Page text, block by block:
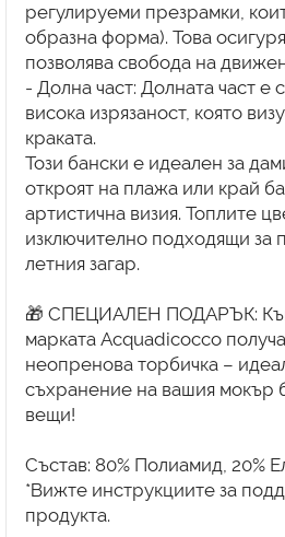
регулируеми презрамки,
образна форма). Това
позволява свобода на
- Долна част: Долната част е
висока изрязаност, която
краката.
Този бански е идеален за
откроят на плажа или край
артистична визия. Топлите
изключително подходящи за
летния загар.
🎁 СПЕЦИАЛЕН ПОДАРЪК: Към
марката Acquadicocco
неопренова торбичка –
съхранение на вашия мокър
вещи!
Състав: 80% Полиамид, 20%
*Вижте инструкциите за
продукта.